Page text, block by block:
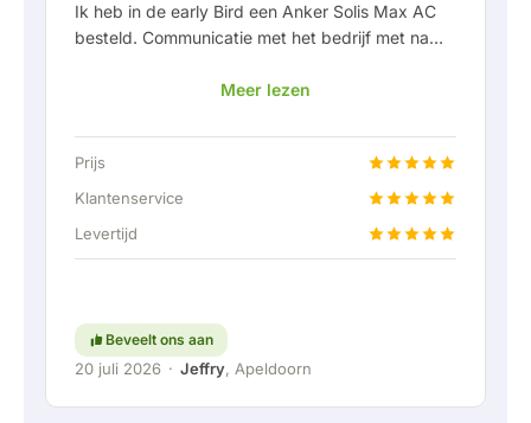
Ik heb in de early Bird een Anker Solis Max AC
besteld. Communicatie met het bedrijf met name
werd ik goed op de hoogte gehouden van
afspraak van levering werd er zelfs een gratis
een vaste aansluiting aangeboden om de thuis
accu doormiddel van een vaste verbinding aan
Kortom; een erg fijn bedrijf waar service en
Meer lezen
Prijs
Klantenservice
Levertijd
Beveelt ons aan
20 juli 2026 · Jeffry, Apeldoorn